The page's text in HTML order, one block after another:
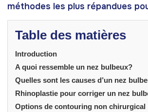
méthodes les plus répandues
Table des matières
Introduction
A quoi ressemble un nez bulbeux?
Quelles sont les causes d’un nez
Rhinoplastie pour corriger un nez
Options de contouring non chirurgical